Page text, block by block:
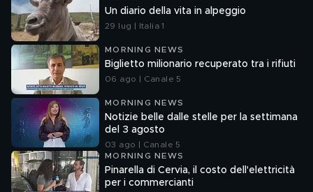
Un diario della vita in alpeggio
29 lug | Italia 1
MORNING NEWS
Biglietto milionario recuperato tra i rifiuti
06 ago | Canale 5
MORNING NEWS
Notizie belle dalle stelle per la settimana
del 3 agosto
03 ago | Canale 5
MORNING NEWS
Pinarella di Cervia, il costo dell'elettricità
per i commercianti